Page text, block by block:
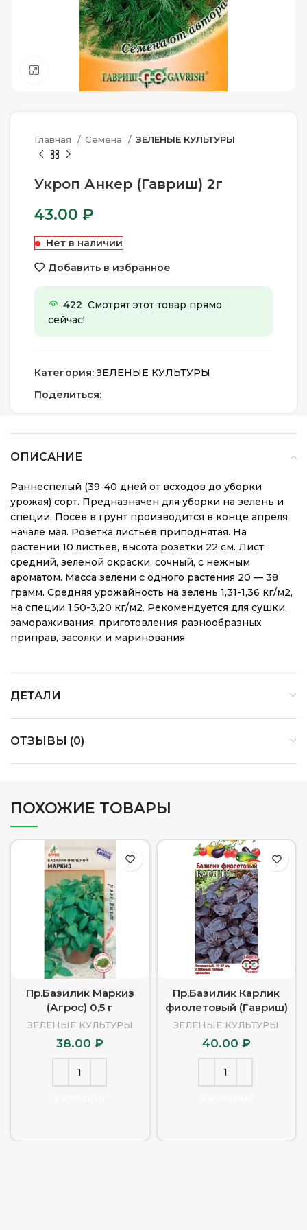
Нажмите, чтобы увеличить
Главная Семена ЗЕЛЕНЫЕ КУЛЬТУРЫ
Укроп Анкер (Гавриш) 2г
43.00 ₽
Нет в наличии
Добавить в избранное
422 Смотрят этот товар прямо
сейчас!
Категория: ЗЕЛЕНЫЕ КУЛЬТУРЫ
Поделиться:
ОПИСАНИЕ
Раннеспелый (39-40 дней от всходов до уборки
урожая) сорт. Предназначен для уборки на зелень и
специи. Посев в грунт производится в конце апреля
начале мая. Розетка листьев приподнятая. На
растении 10 листьев, высота розетки 22 см. Лист
средний, зеленой окраски, сочный, с нежным
ароматом. Масса зелени с одного растения 20 — 38
грамм. Средняя урожайность на зелень 1,31-1,36 кг/м2,
на специи 1,50-3,20 кг/м2. Рекомендуется для сушки,
замораживания, приготовления разнообразных
приправ, засолки и маринования.
ДЕТАЛИ
ОТЗЫВЫ (0)
ПОХОЖИЕ ТОВАРЫ
Пр.Базилик Маркиз
(Агрос) 0,5 г
ЗЕЛЕНЫЕ КУЛЬТУРЫ
38.00₽
Пр.Базилик Карлик
фиолетовый (Гавриш)
ЗЕЛЕНЫЕ КУЛЬТУРЫ
40.00 ₽